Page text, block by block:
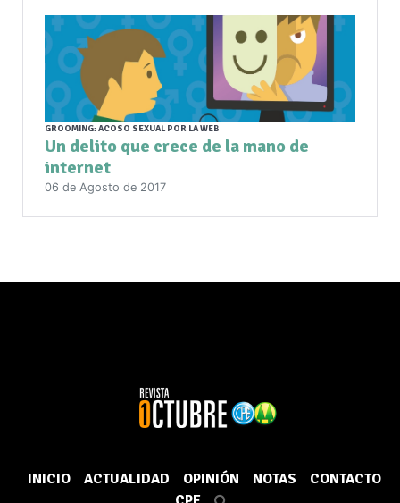
GROOMING: ACOSO SEXUAL POR LA WEB
Un delito que crece de la mano de
internet
06 de Agosto de 2017
INICIO ACTUALIDAD OPINIÓN NOTAS
CONTACTO